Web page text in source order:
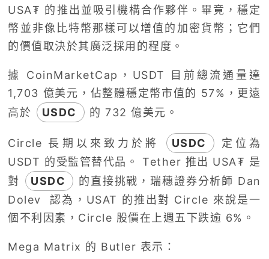
USA₮ 的推出並吸引機構合作夥伴。畢竟，穩定
幣並非像比特幣那樣可以增值的加密貨幣；它們
的價值取決於其廣泛採用的程度。
據 CoinMarketCap，USDT 目前總流通量達
1,703 億美元，佔整體穩定幣市值的 57%，更遠
高於
USDC 的 732 億美元。
Circle 長期以來致力於將 USDC
定位為
USDT 的受監管替代品。 Tether 推出 USA₮ 是
對
USDC
的直接挑戰，瑞穗證券分析師 Dan
Dolev 認為，USAT 的推出對 Circle 來說是一
個不利因素，Circle 股價在上週五下跌逾 6%。
Mega Matrix 的 Butler 表示：